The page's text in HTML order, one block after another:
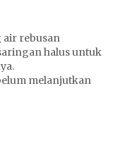
air rebusan
halus untuk
melanjutkan